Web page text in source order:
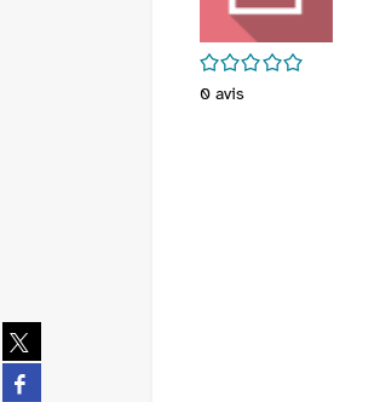
Partager
sur
twitter
Partager
/5
0 avis